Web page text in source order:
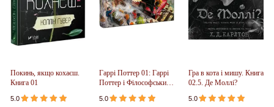
Покинь, якщо кохаєш.
Книга 01
5.0
Гаррі Поттер 01: Гаррі
Поттер і Філософський
Камінь.
ІЛЮСТРОВАНЕ
5.0
Гра в кота і мишу. Книга
02.5. Де Моллі?
5.0